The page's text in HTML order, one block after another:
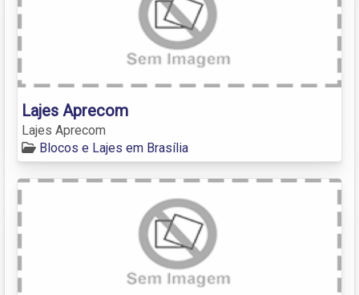
Lajes Aprecom
Lajes Aprecom
Blocos e Lajes em Brasília